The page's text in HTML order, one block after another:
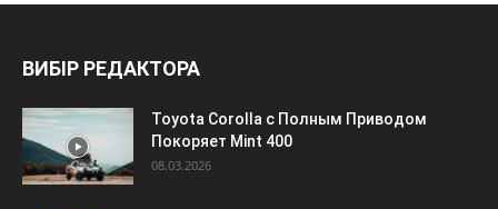
ВИБІР РЕДАКТОРА
Toyota Corolla с Полным Приводом
Покоряет Mint 400
08.03.2026